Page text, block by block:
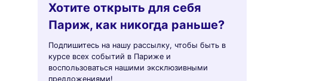
Хотите открыть для себя
Париж, как никогда раньше?
Подпишитесь на нашу рассылку, чтобы быть в
курсе всех событий в Париже и
воспользоваться нашими эксклюзивными
предложениями!